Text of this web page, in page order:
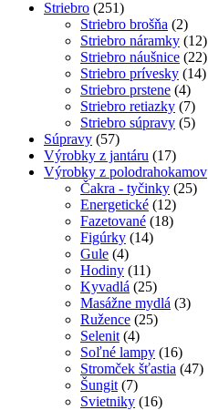
Striebro (251)
Striebro brošňa (2)
Striebro náramky (12)
Striebro náušnice (22)
Striebro prívesky (14)
Striebro prstene (4)
Striebro retiazky (7)
Striebro súpravy (5)
Súpravy (57)
Výrobky z jantáru (17)
Výrobky z polodrahokamov
Čakra - tyčinky (25)
Energetické (12)
Fazetované (18)
Figúrky (14)
Gule (4)
Hodiny (11)
Kyvadlá (25)
Masážne mydlá (3)
Ružence (25)
Selenit (4)
Soľné lampy (16)
Stromček šťastia (47)
Šungit (7)
Svietniky (16)